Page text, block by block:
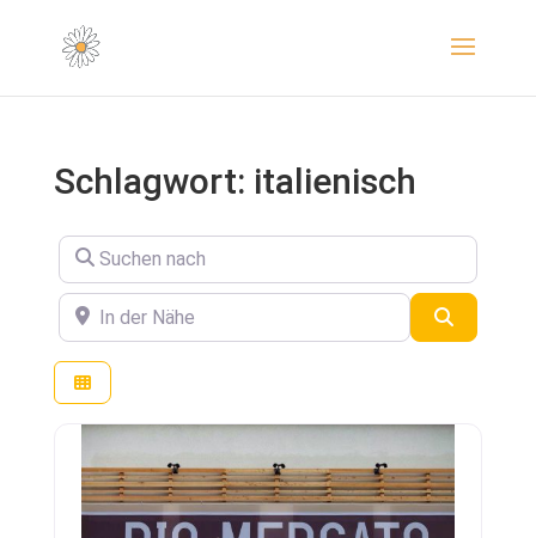
Schlagwort: italienisch
Suchen nach
In der Nähe